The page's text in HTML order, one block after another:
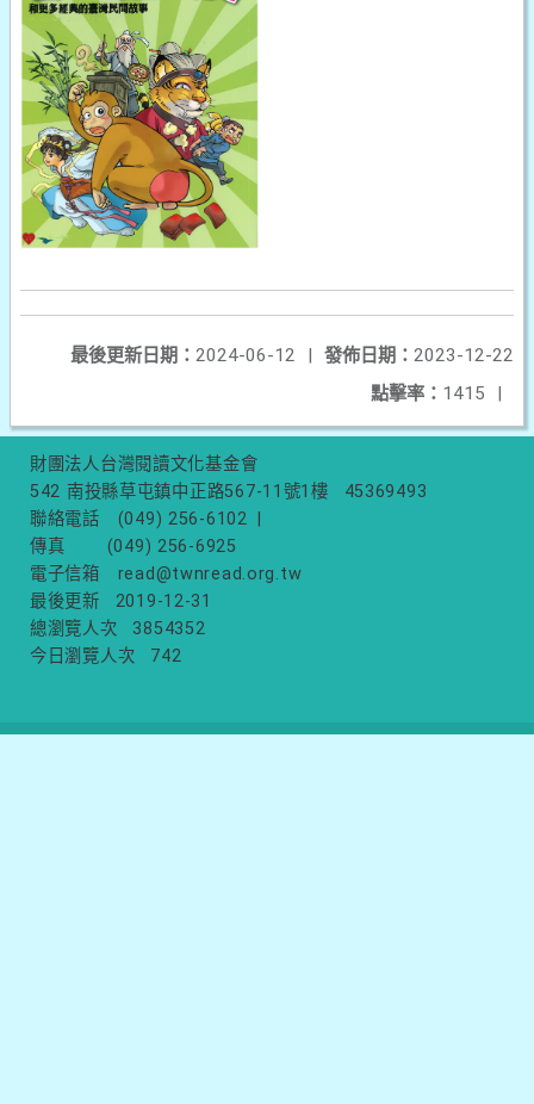
發佈日期： 2023-12-22
最後更新日期： 2024-06-12
|
點擊率： 1415 |
財團法人台灣閱讀文化基金會
542 南投縣草屯鎮中正路567-11號1樓
45369493
聯絡電話
(049) 256-6102
傳真
(049) 256-6925
電子信箱
read@twnread.org.tw
最後更新
2019-12-31
總瀏覽人次
3854352
今日瀏覽人次
742